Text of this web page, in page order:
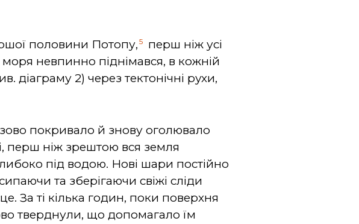
половини Потопу, 5
перш ніж усі
невпинно піднімався, в кожній
діаграму 2) через тектонічні рухи,
покривало й знову оголювало
перш ніж зрештою вся земля
під водою. Нові шари постійно
та зберігаючи свіжі сліди
За ті кілька годин, поки поверхня
тверднули, що допомагало їм